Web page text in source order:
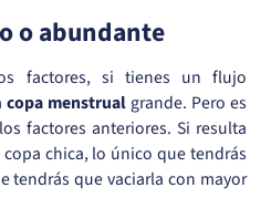
o abundante
factores, si tienes un flujo
copa menstrualgrande. Pero es
factores anteriores. Si resulta
chica, lo único que tendrás
tendrás que vaciarla con mayor